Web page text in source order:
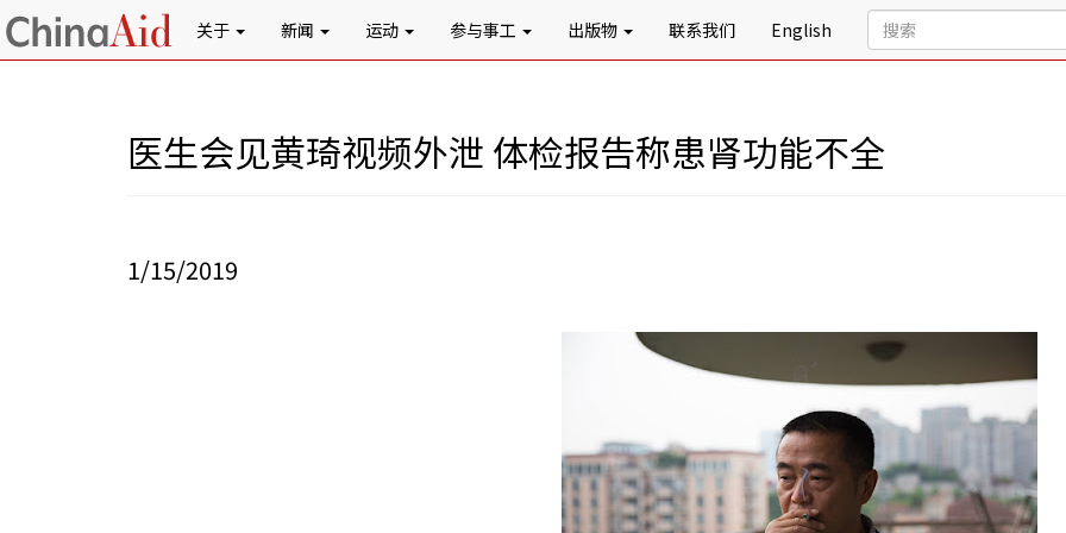
关于 新闻 运动 参与事工 出版物 联系我们 English
医生会见黄琦视频外泄 体检报告称患肾功能不全
1/15/2019